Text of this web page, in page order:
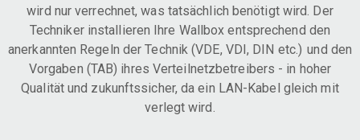
wird nur verrechnet, was tatsächlich benötigt wird. Der
Techniker installieren Ihre Wallbox entsprechend den
anerkannten Regeln der Technik (VDE, VDI, DIN etc.) und den
Vorgaben (TAB) ihres Verteilnetzbetreibers - in hoher
Qualität und zukunftssicher, da ein LAN-Kabel gleich mit
verlegt wird.